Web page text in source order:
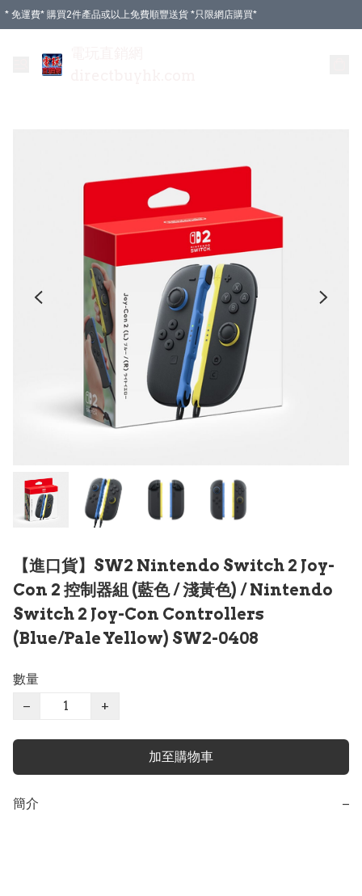
* 免運費* 購買2件產品或以上免費順豐送貨 *只限網店購買*
【進口貨】SW2 Nintendo Switch 2 Joy-
Con 2 控制器組 (藍色 / 淺黃色) / Nintendo
Switch 2 Joy-Con Controllers
(Blue/Pale Yellow) SW2-0408
數量
−
+
加至購物車
簡介 −